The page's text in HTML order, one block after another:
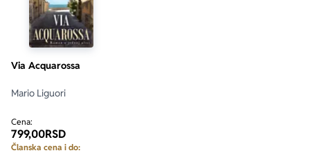
Via Acquarossa
Mario Liguori
Cena:
799,00RSD
Članska cena i do: